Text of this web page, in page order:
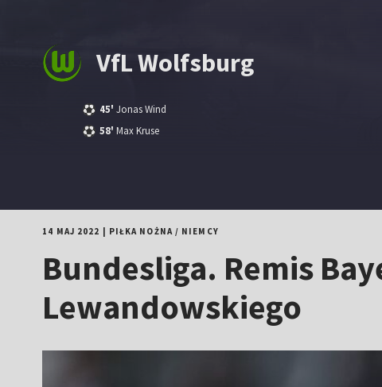
VfL Wolfsburg
45' Jonas Wind
58' Max Kruse
14 MAJ 2022 PIŁKA NOŻNA/ NIEMCY
Bundesliga. Remis
Lewandowskiego